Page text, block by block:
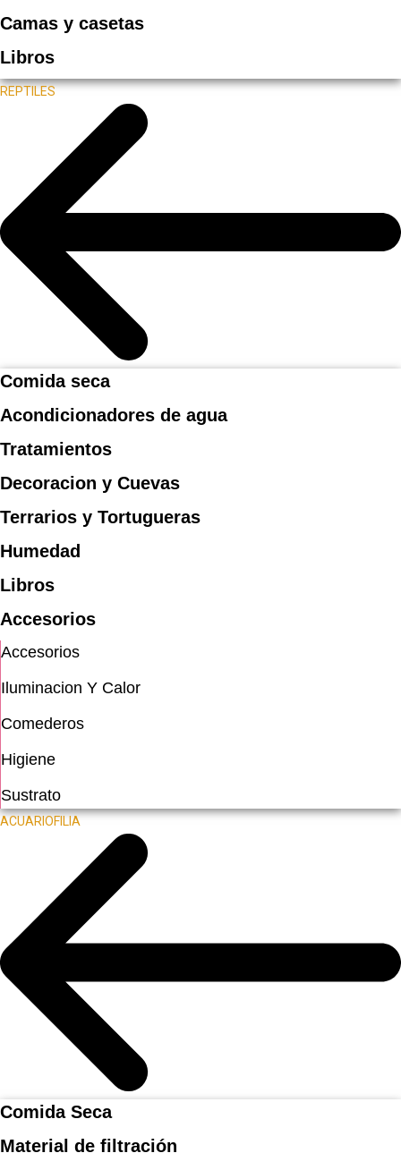
Camas y casetas
Libros
REPTILES
Comida seca
Acondicionadores de agua
Tratamientos
Decoracion y Cuevas
Terrarios y Tortugueras
Humedad
Libros
Accesorios
Accesorios
Iluminacion Y Calor
Comederos
Higiene
Sustrato
ACUARIOFILIA
Comida Seca
Material de filtración